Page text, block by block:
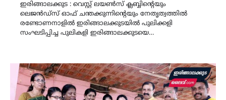
ഇരിങ്ങാലക്കുട : വെസ്റ്റ് ലയൺസ് ക്ലബ്ബിന്റെയും
ലെജൻഡ്‌സ്‌ ഓഫ് ചന്തക്കുന്നിന്റെയും നേതൃത്വത്തിൽ
രണ്ടോണനാളിൽ ഇരിങ്ങാലക്കുടയിൽ പുലിക്കളി
സംഘടിപ്പിച്ച പുലികളി ഇരിങ്ങാലക്കുടയെ…